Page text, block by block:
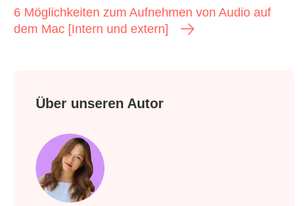
6 Möglichkeiten zum Aufnehmen von Audio auf
dem Mac [Intern und extern]
Über unseren Autor